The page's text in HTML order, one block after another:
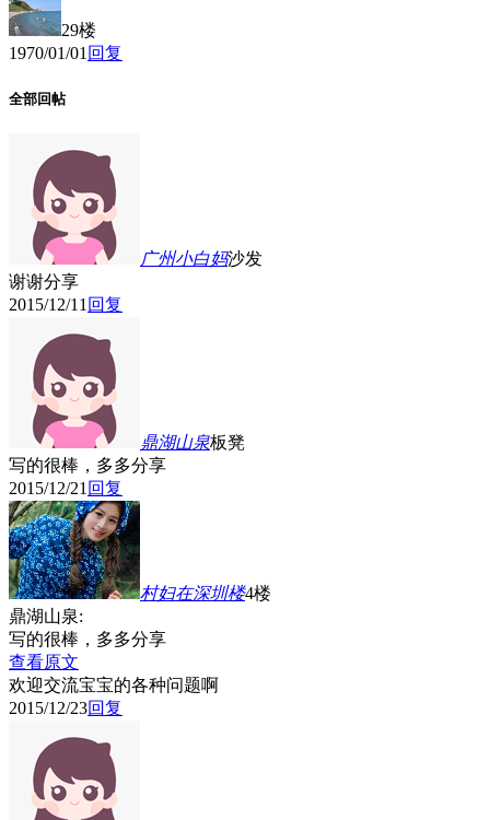
29楼
1970/01/01 回复
全部回帖
广州小白妈沙发
谢谢分享
2015/12/11回复
鼎湖山泉板凳
写的很棒，多多分享
2015/12/21回复
村妇在深圳楼4楼
鼎湖山泉:
写的很棒，多多分享
查看原文
欢迎交流宝宝的各种问题啊
2015/12/23回复